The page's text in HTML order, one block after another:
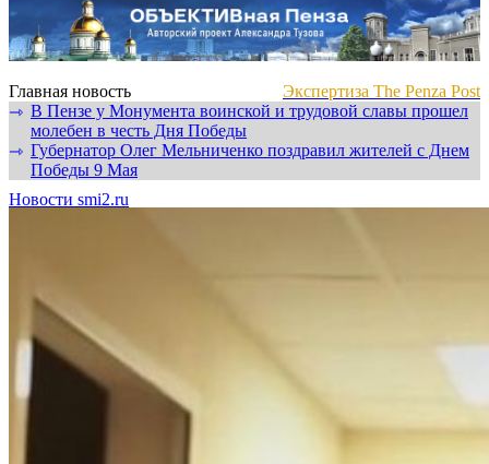
Главная новость
Экспертиза The Penza Post
⇾ В Пензе у Монумента воинской и трудовой славы прошел
молебен в честь Дня Победы
⇾ Губернатор Олег Мельниченко поздравил жителей с Днем
Победы 9 Мая
Новости smi2.ru